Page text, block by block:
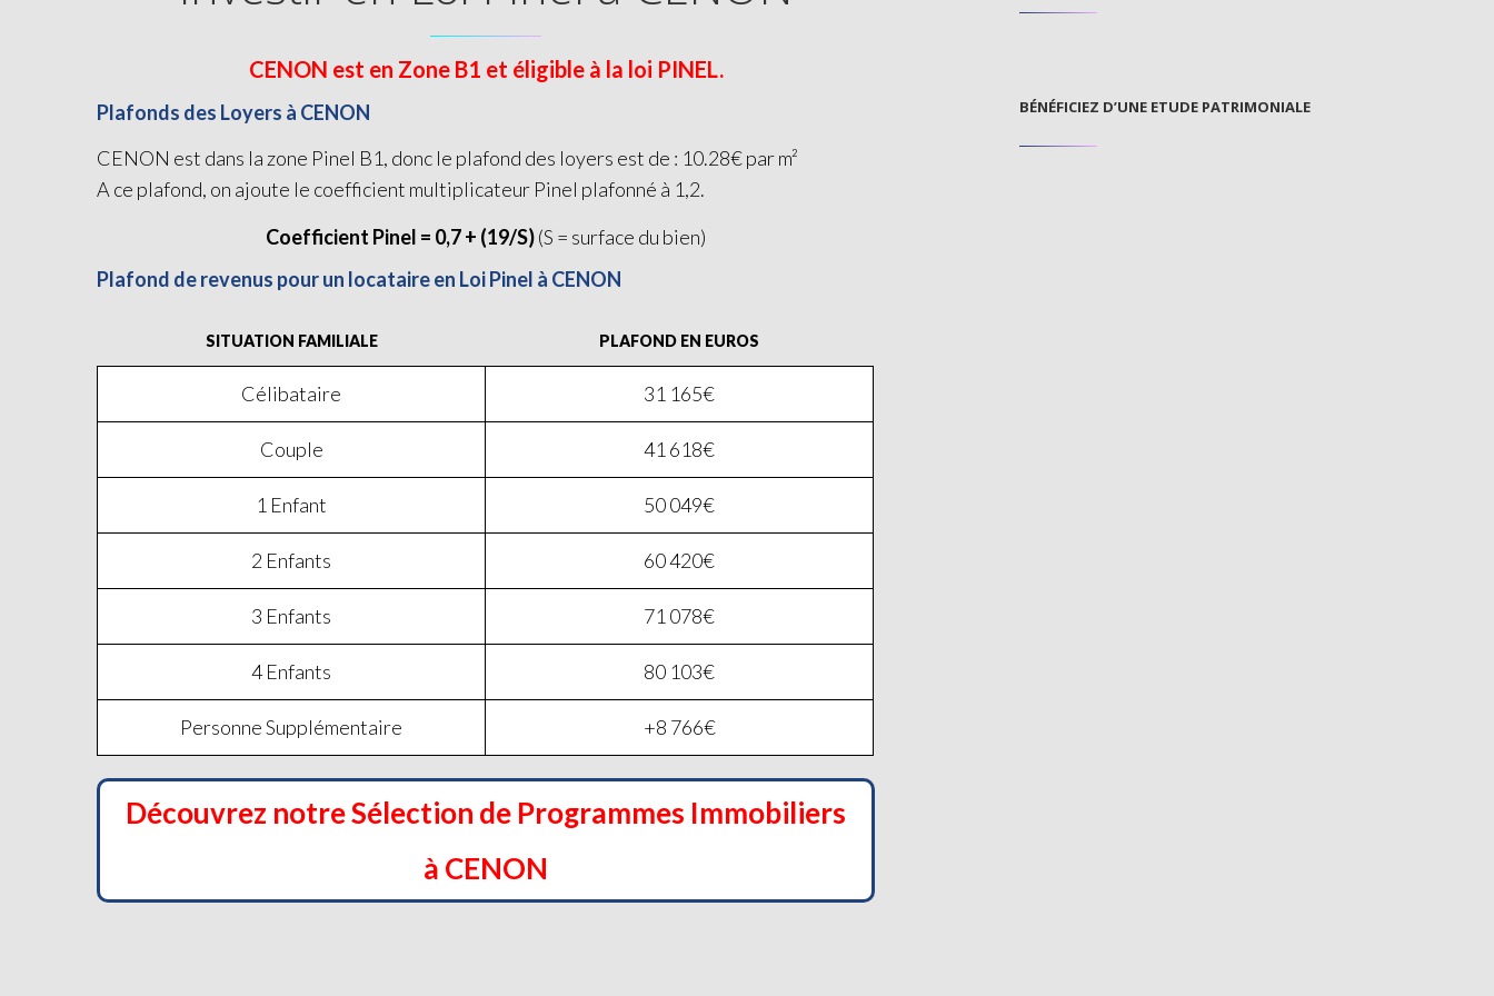
CENON est en Zone B1 et éligible à la loi PINEL.
Plafonds des Loyers à CENON
CENON est dans la zone Pinel B1, donc le plafond des loyers est de : 10.28€ par m²
A ce plafond, on ajoute le coefficient multiplicateur Pinel plafonné à 1,2.
Coefficient Pinel = 0,7 + (19/S)(S = surface du bien)
Plafond de revenus pour un locataire en Loi Pinel à CENON
SITUATION FAMILIALE
Célibataire
Couple
1 Enfant
2 Enfants
3 Enfants
4 Enfants
Personne Supplémentaire
PLAFOND EN EUROS
31 165€
41 618€
50 049€
60 420€
71 078€
80 103€
+8 766€
Découvrez notre Sélection de Programmes Immobiliers
à CENON
BÉNÉFICIEZ D’UNE ETUDE PATRIMONIALE